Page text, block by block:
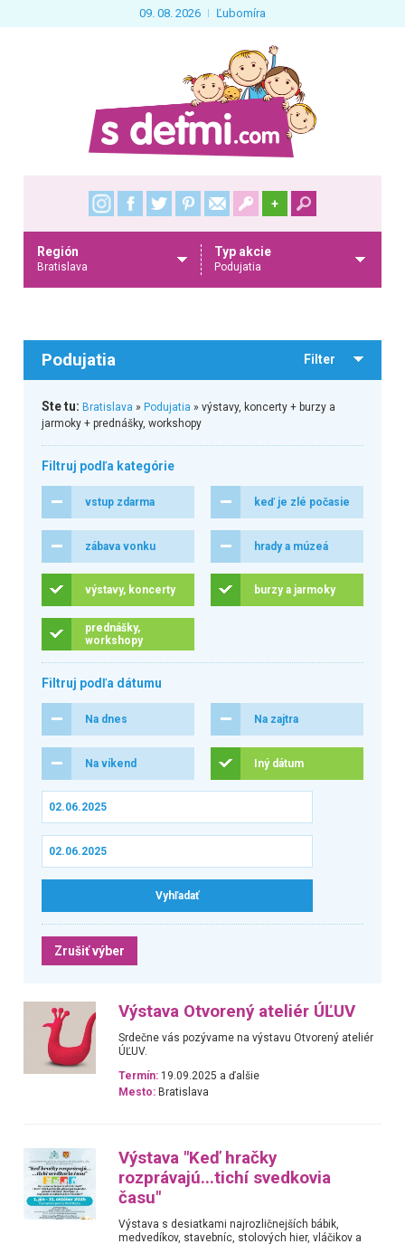
09. 08. 2026 Ľubomíra
+
Región
Bratislava
Typ akcie
Podujatia
Podujatia Filter
Ste tu: Bratislava » Podujatia » výstavy, koncerty + burzy a
jarmoky + prednášky, workshopy
Filtruj podľa kategórie
vstup zdarma keď je zlé počasie
zábava vonku hrady a múzeá
výstavy, koncerty burzy a jarmoky
prednášky,
workshopy
Filtruj podľa dátumu
Na dnes Na zajtra
Na víkend Iný dátum
Zrušiť výber
Výstava Otvorený ateliér ÚĽUV
Srdečne vás pozývame na výstavu Otvorený ateliér
ÚĽUV.
Termín: 19.09.2025 a ďalšie
Mesto: Bratislava
Výstava "Keď hračky
rozprávajú...tichí svedkovia
času"
Výstava s desiatkami najrozličnejších bábik,
medvedíkov, stavebníc, stolových hier, vláčikov a